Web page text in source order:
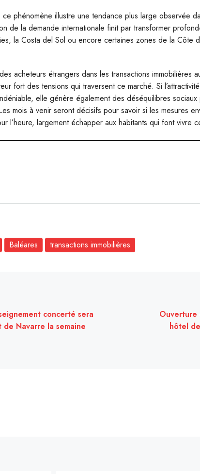
phénomène illustre une tendance plus large observée
de la demande internationale finit par transformer
la Costa del Sol ou encore certaines zones de la Côte
acheteurs étrangers dans les transactions immobilières
fort des tensions qui traversent ce marché. Si
elle génère également des déséquilibres
mois à venir seront décisifs pour savoir si les mesures
l’heure, largement échapper aux habitants qui font vivre
Baléares transactions immobilières
concerté sera
Navarre la semaine
Ouverture
hôtel